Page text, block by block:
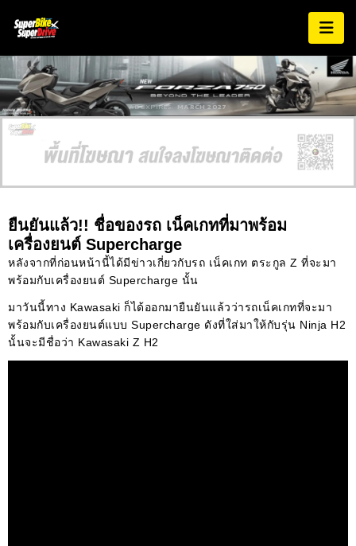
AD EXPIRES: MARCH 2027
ยืนยันแล้ว!! ชื่อของรถ เน็คเกทที่มาพร้อม
เครื่องยนต์ Supercharge
หลังจากที่ก่อนหน้านี้ได้มีข่าวเกี่ยวกับรถ เน็คเกท ตระกูล Z ที่จะมา
พร้อมกับเครื่องยนต์ Supercharge นั้น
มาวันนี้ทาง Kawasaki ก็ได้ออกมายืนยันแล้วว่ารถเน็คเกทที่จะมา
พร้อมกับเครื่องยนต์แบบ Supercharge ดังที่ใส่มาให้กับรุ่น Ninja H2
นั้นจะมีชื่อว่า Kawasaki Z H2